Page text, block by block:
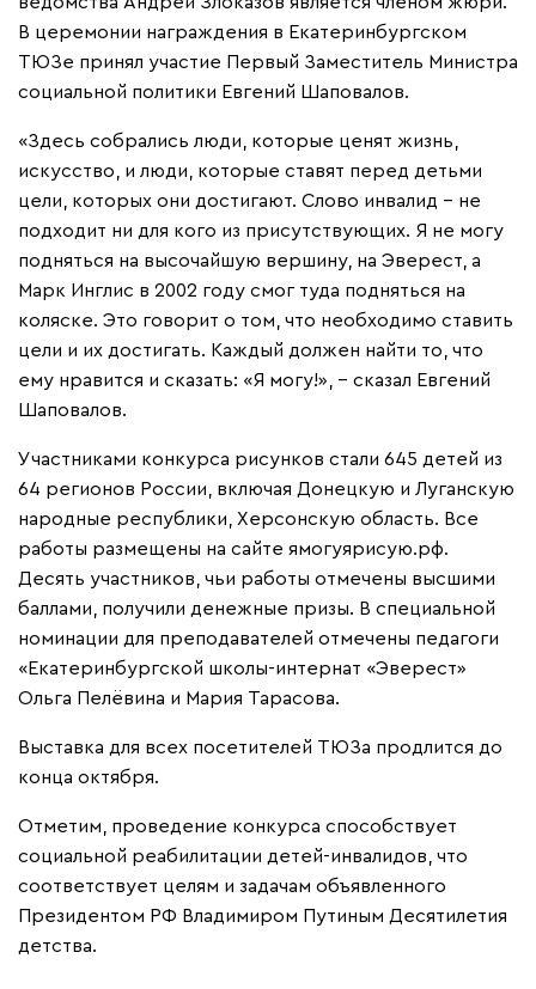
В церемонии награждения в Екатеринбургском
ТЮЗе принял участие Первый Заместитель Министра
социальной политики Евгений Шаповалов.
«Здесь собрались люди, которые ценят жизнь,
искусство, и люди, которые ставят перед детьми
цели, которых они достигают. Слово инвалид – не
подходит ни для кого из присутствующих. Я не могу
подняться на высочайшую вершину, на Эверест, а
Марк Инглис в 2002 году смог туда подняться на
коляске. Это говорит о том, что необходимо ставить
цели и их достигать. Каждый должен найти то, что
ему нравится и сказать: «Я могу!», – сказал Евгений
Шаповалов.
Участниками конкурса рисунков стали 645 детей из
64 регионов России, включая Донецкую и Луганскую
народные республики, Херсонскую область. Все
работы размещены на сайте ямогуярисую.рф.
Десять участников, чьи работы отмечены высшими
баллами, получили денежные призы. В специальной
номинации для преподавателей отмечены педагоги
«Екатеринбургской школы-интернат «Эверест»
Ольга Пелёвина и Мария Тарасова.
Выставка для всех посетителей ТЮЗа продлится до
конца октября.
Отметим, проведение конкурса способствует
социальной реабилитации детей-инвалидов, что
соответствует целям и задачам объявленного
Президентом РФ Владимиром Путиным Десятилетия
детства.